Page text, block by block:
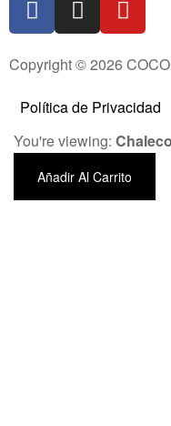
Copyright © 2026
Política de Privacidad
You're viewing:
Añadir Al Carrito